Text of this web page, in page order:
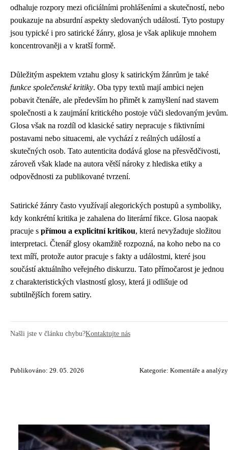
odhaluje rozpory mezi oficiálními prohlášeními a skutečností, nebo
poukazuje na absurdní aspekty sledovaných událostí. Tyto postupy
jsou typické i pro satirické žánry, glosa je však aplikuje mnohem
koncentrovaněji a v kratší formě.
Důležitým aspektem vztahu glosy k satirickým žánrům je také
funkce společenské kritiky. Oba typy textů mají ambici nejen
pobavit čtenáře, ale především ho přimět k zamyšlení nad stavem
společnosti a k zaujmání kritického postoje vůči sledovaným jevům.
Glosa však na rozdíl od klasické satiry nepracuje s fiktivními
postavami nebo situacemi, ale vychází z reálných událostí a
skutečných osob. Tato autenticita dodává glose na přesvědčivosti,
zároveň však klade na autora větší nároky z hlediska etiky a
odpovědnosti za publikované tvrzení.
Satirické žánry často využívají alegorických postupů a symboliky,
kdy konkrétní kritika je zahalena do literární fikce. Glosa naopak
pracuje s přímou a explicitní kritikou, která nevyžaduje složitou
interpretaci. Čtenář glosy okamžitě rozpozná, na koho nebo na co
text míří, protože autor pracuje s fakty a událostmi, které jsou
součástí aktuálního veřejného diskurzu. Tato přímočarost je jednou
z charakteristických vlastností glosy, která ji odlišuje od
subtilnějších forem satiry.
Našli jste v článku chybu?Kontaktujte nás
Publikováno: 29. 05. 2026 Kategorie: Komentáře a analýzy